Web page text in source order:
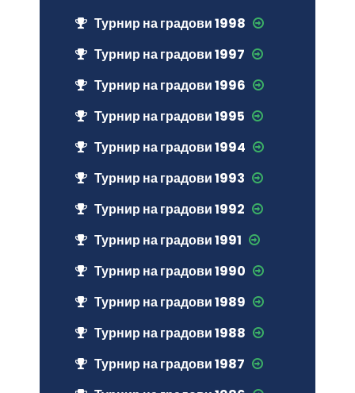
Турнир на градови 1998
Турнир на градови 1997
Турнир на градови 1996
Турнир на градови 1995
Турнир на градови 1994
Турнир на градови 1993
Турнир на градови 1992
Турнир на градови 1991
Турнир на градови 1990
Турнир на градови 1989
Турнир на градови 1988
Турнир на градови 1987